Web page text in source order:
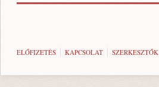
ELŐFIZETÉS KAPCSOLAT SZERKESZTŐK